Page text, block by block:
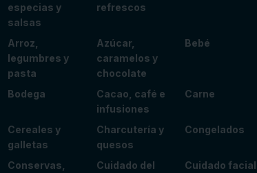
especias y
salsas
refrescos
Arroz,
legumbres y
pasta
Azúcar,
caramelos y
chocolate
Bebé
Bodega
Cacao, café e
infusiones
Carne
Cereales y
galletas
Charcutería y
quesos
Congelados
Conservas,
Cuidado del
Cuidado facial